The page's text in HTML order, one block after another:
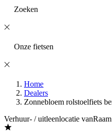
Zoeken
Onze fietsen
Home
Dealers
Zonnebloem rolstoelfiets
Verhuur- / uitleenlocatie